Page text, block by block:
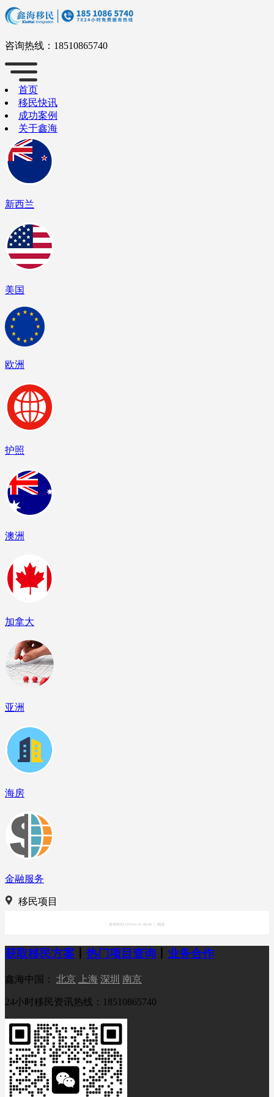
咨询热线： 18510865740
首页
移民快讯
成功案例
关于鑫海
新西兰
美国
欧洲
护照
澳洲
加拿大
亚洲
海房
金融服务
移民项目
发布时间:1970-01-01 08:00 阅读:
获取移民方案 热门项目查询 业务合作
鑫海中国： 北京 上海 深圳 南京
24小时移民资讯热线：18510865740